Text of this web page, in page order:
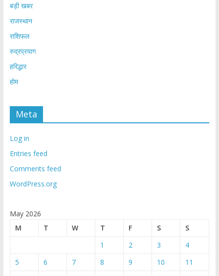
बड़ी खबर
राजस्थान
राशिफल
रुद्रप्रयाग
हरिद्धार
होम
Meta
Log in
Entries feed
Comments feed
WordPress.org
May 2026
M
T W T F S
S
1
2 3
4
5
6 7 8 9 10
11